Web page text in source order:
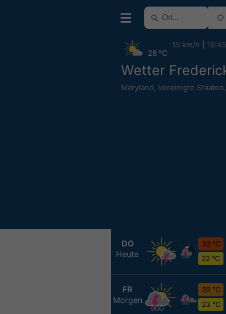
Wetter
Maryland, Vereinigte Staaten
28 °C
15 km/h 16:45
DO
Heute
32 °C
22 °C
FR
Morgen
29 °C
23 °C